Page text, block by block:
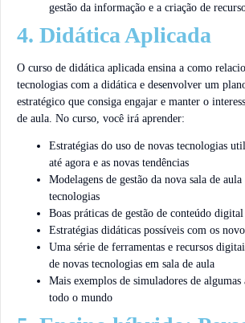
gestão da informação e a criação de
4. Didática Aplicada
O curso de didática aplicada ensina a como
tecnologias com a didática e desenvolver um
estratégico que consiga engajar e manter o
de aula. No curso, você irá aprender:
Estratégias do uso de novas tecnologias
até agora e as novas tendências
Modelagens de gestão da nova sala de aula
tecnologias
Boas práticas de gestão de conteúdo
Estratégias didáticas possíveis com os
Uma série de ferramentas e recursos
de novas tecnologias em sala de aula
Mais exemplos de simuladores de algumas
todo o mundo